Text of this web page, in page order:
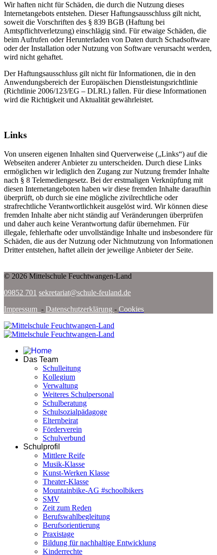
Wir haften nicht für Schäden, die durch die Nutzung dieses
Internetangebots entstehen. Dieser Haftungsausschluss gilt nicht,
soweit die Vorschriften des § 839 BGB (Haftung bei
Amtspflichtverletzung) einschlägig sind. Für etwaige Schäden, die
beim Aufrufen oder Herunterladen von Daten durch Schadsoftware
oder der Installation oder Nutzung von Software verursacht werden,
wird nicht gehaftet.
Der Haftungsausschluss gilt nicht für Informationen, die in den
Anwendungsbereich der Europäischen Dienstleistungsrichtlinie
(Richtlinie 2006/123/EG – DLRL) fallen. Für diese Informationen
wird die Richtigkeit und Aktualität gewährleistet.
Links
Von unseren eigenen Inhalten sind Querverweise („Links“) auf die
Webseiten anderer Anbieter zu unterscheiden. Durch diese Links
ermöglichen wir lediglich den Zugang zur Nutzung fremder Inhalte
nach § 8 Telemediengesetz. Bei der erstmaligen Verknüpfung mit
diesen Internetangeboten haben wir diese fremden Inhalte daraufhin
überprüft, ob durch sie eine mögliche zivilrechtliche oder
strafrechtliche Verantwortlichkeit ausgelöst wird. Wir können diese
fremden Inhalte aber nicht ständig auf Veränderungen überprüfen
und daher auch keine Verantwortung dafür übernehmen. Für
illegale, fehlerhafte oder unvollständige Inhalte und insbesondere für
Schäden, die aus der Nutzung oder Nichtnutzung von Informationen
Dritter entstehen, haftet allein der jeweilige Anbieter der Seite.
© 2026 Mittelschule Feuchtwangen-Land
09852 701 sekretariat@schule-feuland.de
Impressum - Datenschutzerklärung - Cookies
Das Team
Schulleitung
Kollegium
Verwaltung
Weiteres Schulpersonal
Schulberatung
Schulsozialpädagoge
Elternbeirat
Förderverein
Schulverbund
Schulprofil
Mittlere Reife
Musik-Klasse
Kunst-Werken Klasse
Theater-Klasse
Mountainbike-AG #schoolbikers
SMV
Zeit zum Reden
Berufswahlbegleitung
Berufsorientierung
Praxistage
Bildung für nachhaltige Entwicklung
Kinderrechte